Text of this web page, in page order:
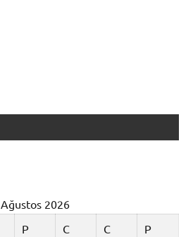
Ağustos 2026
P C C P